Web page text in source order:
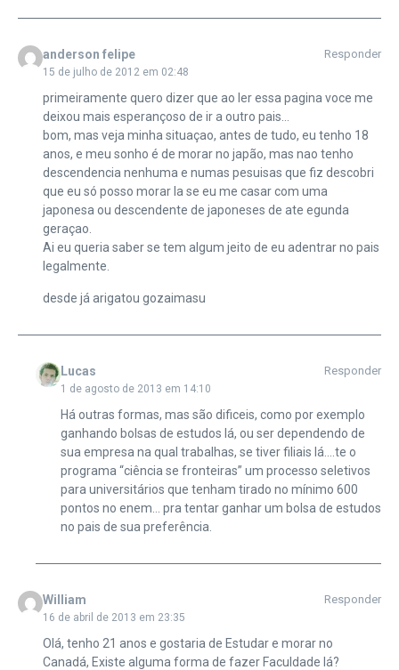
anderson felipe
15 de julho de 2012 em 02:48
Responder
primeiramente quero dizer que ao ler essa pagina voce me
deixou mais esperançoso de ir a outro pais…
bom, mas veja minha situaçao, antes de tudo, eu tenho 18
anos, e meu sonho é de morar no japão, mas nao tenho
descendencia nenhuma e numas pesuisas que fiz descobri
que eu só posso morar la se eu me casar com uma
japonesa ou descendente de japoneses de ate egunda
geraçao.
Ai eu queria saber se tem algum jeito de eu adentrar no pais
legalmente.
desde já arigatou gozaimasu
Lucas
1 de agosto de 2013 em 14:10
Responder
Há outras formas, mas são dificeis, como por exemplo
ganhando bolsas de estudos lá, ou ser dependendo de
sua empresa na qual trabalhas, se tiver filiais lá….te o
programa “ciência se fronteiras” um processo seletivos
para universitários que tenham tirado no mínimo 600
pontos no enem… pra tentar ganhar um bolsa de estudos
no pais de sua preferência.
William
16 de abril de 2013 em 23:35
Responder
Olá, tenho 21 anos e gostaria de Estudar e morar no
Canadá, Existe alguma forma de fazer Faculdade lá?